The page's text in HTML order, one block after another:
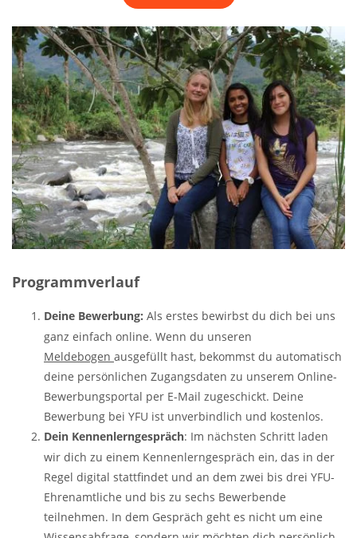
Programmverlauf
Deine Bewerbung: Als erstes bewirbst du dich bei uns
ganz einfach online. Wenn du unseren
Meldebogen ausgefüllt hast, bekommst du automatisch
deine persönlichen Zugangsdaten zu unserem Online-
Bewerbungsportal per E-Mail zugeschickt. Deine
Bewerbung bei YFU ist unverbindlich und kostenlos.
Dein Kennenlerngespräch: Im nächsten Schritt laden
wir dich zu einem Kennenlerngespräch ein, das in der
Regel digital stattfindet und an dem zwei bis drei YFU-
Ehrenamtliche und bis zu sechs Bewerbende
teilnehmen. In dem Gespräch geht es nicht um eine